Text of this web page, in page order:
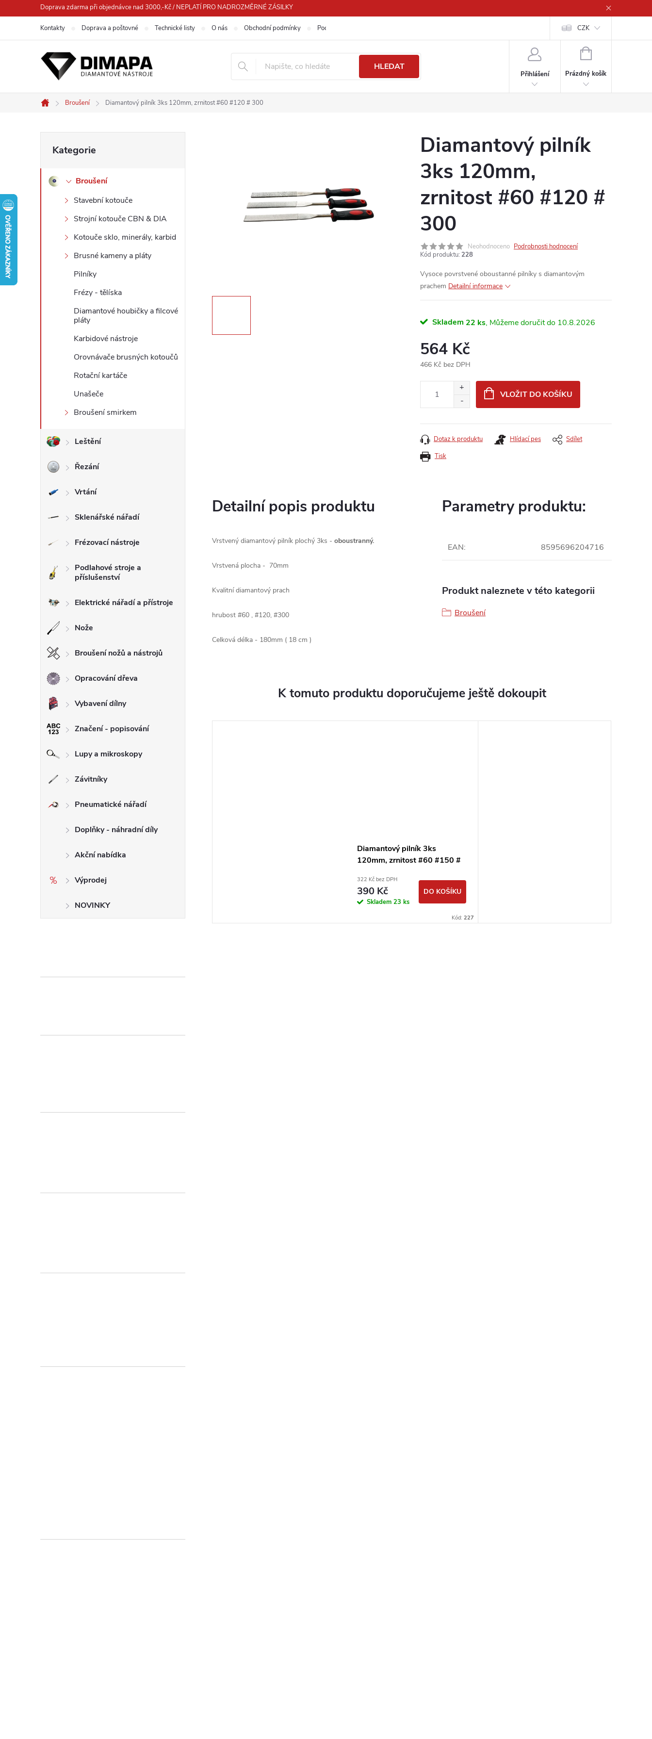
na
Doprava zdarma při objednávce nad 3000,-Kč / NEPLATÍ PRO NADROZMĚRNÉ ZÁSILKY
Kontakty Doprava a poštovné Technické listy O nás Obchodní podmínky Podmínky ochrany osobních údajů CZK
HLEDAT
Přihlášení
NÁKUPNÍ
Prázdný košík
Domů
Broušení Diamantový pilník 3ks 120mm, zrnitost #60 #120 # 300
o
e
kategorie
Kategorie
Broušení
Stavební kotouče
Strojní kotouče CBN & DIA
Kotouče sklo, minerály, karbid
Brusné kameny a pláty
Pilníky
Frézy - tělíska
Diamantové houbičky a filcové
pláty
Karbidové nástroje
Orovnávače brusných kotoučů
Rotační kartáče
Unašeče
Broušení smirkem
Leštění
Řezání
Vrtání
Sklenářské nářadí
Frézovací nástroje
Podlahové stroje a
příslušenství
Elektrické nářadí a přístroje
Nože
Broušení nožů a nástrojů
Opracování dřeva
Vybavení dílny
Značení - popisování
Lupy a mikroskopy
Závitníky
Pneumatické nářadí
Doplňky - náhradní díly
Akční nabídka
Výprodej
NOVINKY
Diamantový pilník
3ks 120mm,
zrnitost #60 #120 #
300
Neohodnoceno Podrobnosti hodnocení
Kód produktu: 228
Vysoce povrstvené oboustanné pilníky s diamantovým
prachem Detailní informace
Skladem 22 ks 10.8.2026
564 Kč
466 Kč bez DPH
VLOŽIT DO KOŠÍKU
Tisk
Dotaz k produktu Hlídací pes Sdílet
Detailní popis produktu
Vrstvený diamantový pilník plochý 3ks - oboustranný.
Vrstvená plocha - 70mm
Kvalitní diamantový prach
hrubost #60 , #120, #300
Celková délka - 180mm ( 18 cm )
Parametry produktu:
EAN: 8595696204716
Produkt naleznete v této kategorii
Broušení
K tomuto produktu doporučujeme ještě dokoupit
Diamantový pilník 3ks
120mm, zrnitost #60 #150 #
322 Kč bez DPH
390 Kč
Skladem 23 ks
DO KOŠÍKU
Kód: 227